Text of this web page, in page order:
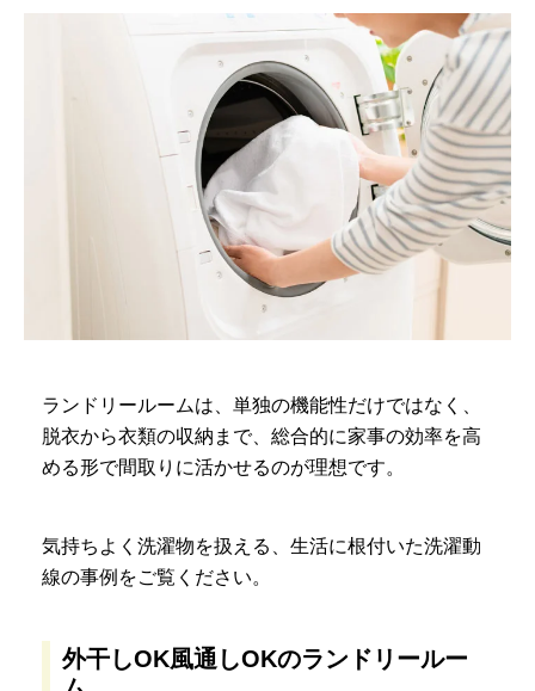
ランドリールームは、単独の機能性だけではなく、
脱衣から衣類の収納まで、総合的に家事の効率を高
める形で間取りに活かせるのが理想です。
気持ちよく洗濯物を扱える、生活に根付いた洗濯動
線の事例をご覧ください。
外干しOK風通しOKのランドリールー